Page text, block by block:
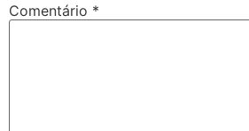
Comentário *